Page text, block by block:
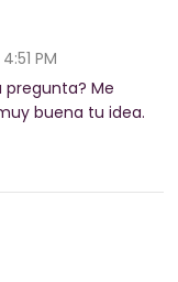
PM
pregunta? Me
buena tu idea.